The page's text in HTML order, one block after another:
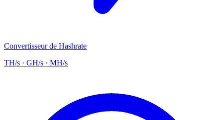
Convertisseur de Hashrate
TH/s · GH/s · MH/s